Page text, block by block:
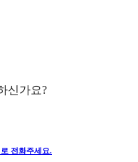
신가요?
로 전화주세요.